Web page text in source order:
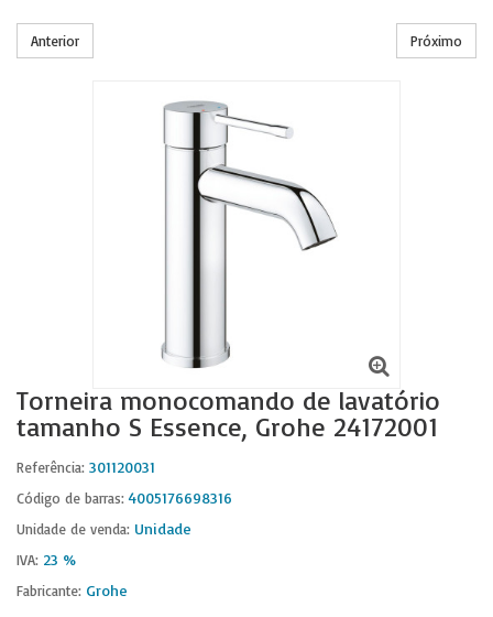
Anterior Próximo
Torneira monocomando de lavatório
tamanho S Essence, Grohe 24172001
Referência: 301120031
Código de barras: 4005176698316
Unidade de venda: Unidade
IVA: 23 %
Fabricante: Grohe